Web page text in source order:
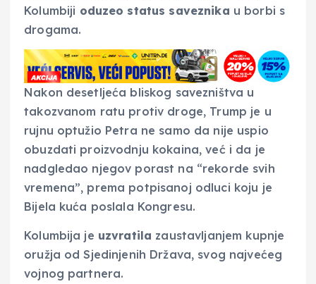
Kolumbiji oduzeo status saveznika u borbi s
drogama.
Nakon desetljeća bliskog savezništva u
takozvanom ratu protiv droge, Trump je u
rujnu optužio Petra ne samo da nije uspio
obuzdati proizvodnju kokaina, već i da je
nadgledao njegov porast na “rekorde svih
vremena”, prema potpisanoj odluci koju je
Bijela kuća poslala Kongresu.
Kolumbija je uzvratila zaustavljanjem kupnje
oružja od Sjedinjenih Država, svog najvećeg
vojnog partnera.